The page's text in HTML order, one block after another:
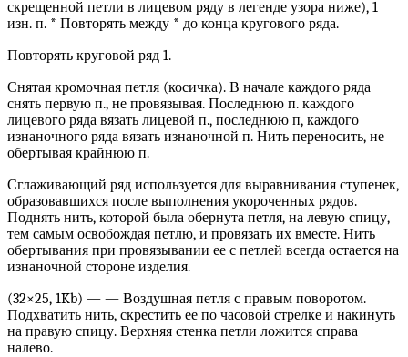
скрещенной петли в лицевом ряду в легенде узора ниже), 1
изн. п. * Повторять между * до конца кругового ряда.
Повторять круговой ряд 1.
Снятая кромочная петля (косичка). В начале каждого ряда
снять первую п., не провязывая. Последнюю п. каждого
лицевого ряда вязать лицевой п., последнюю п, каждого
изнаночного ряда вязать изнаночной п. Нить переносить, не
обертывая крайнюю п.
Сглаживающий ряд используется для выравнивания ступенек,
образовавшихся после выполнения укороченных рядов.
Поднять нить, которой была обернута петля, на левую спицу,
тем самым освобождая петлю, и провязать их вместе. Нить
обертывания при провязывании ее с петлей всегда остается на
изнаночной стороне изделия.
(32×25, 1Kb) — — Воздушная петля с правым поворотом.
Подхватить нить, скрестить ее по часовой стрелке и накинуть
на правую спицу. Верхняя стенка петли ложится справа
налево.